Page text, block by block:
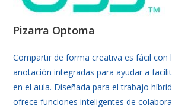
Pizarra Optoma
Compartir de forma creativa es fácil con
anotación integradas para ayudar a
en el aula. Diseñada para el trabajo
ofrece funciones inteligentes de